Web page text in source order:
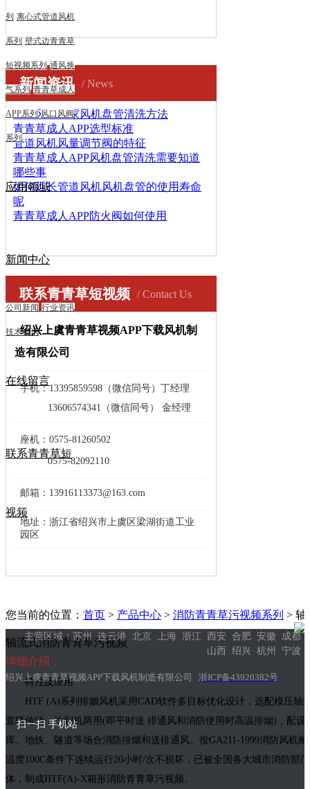
列 离心式管道风机
系列 壁式边青青草
短视频系列 通风换
气系列 青青草成人
APP系列 风口风阀
系列
应用领域
新闻中心
公司新闻 行业资讯
技术资讯
在线留言
联系青青草短
视频
新闻资讯 / News
管道风机厂家风机盘管清洗方法
青青草成人APP选型标准
管道风机风量调节阀的特征
青青草成人APP风机盘管清洗需要知道
哪些事
如何延长管道风机风机盘管的使用寿命
呢
青青草成人APP防火阀如何使用
联系青青草短视频 / Contact Us
绍兴上虞青青草视频APP下载风机制
造有限公司
手机：13395859598（微信同号）丁经理
13606574341（微信同号） 金经理
座机：0575-81260502
0575-82092110
邮箱：13916113373@163.com
——————————————————
地址：浙江省绍兴市上虞区梁湖街道工业
园区
您当前的位置： 首页 > 产品中心 > 消防青青草污视频系列 > 轴
轴流式消防青青草污视频
详细介绍：
特性及应用
HTF (A)系列排姻风机采用CAD软件多目标优化设计，选配模压轴流叶
直联传动，达到机两用(即平时送 排通风和消防使用时高温排烟)，配设
库、地铁、隧道等场合消防排烟和送排通风。按GA211-1999消防风
温度100C条件下连续运行20小时/次不损坏，已被全国各大城市消防部门
体，制成HTF(A)-X箱形消防青青草污视频。
主营区域：苏州 连云港 北京 上海 浙江 西安 合肥 安徽 成都
山西 绍兴 杭州 宁波
绍兴上虞青青草视频APP下载风机制造有限公司 浙ICP备43920382号
扫一扫 手机站